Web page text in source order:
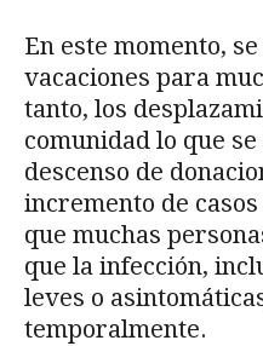
En este momento,
vacaciones para
tanto, los
comunidad lo que
descenso de
incremento de
que muchas
que la infección,
leves o
temporalmente.